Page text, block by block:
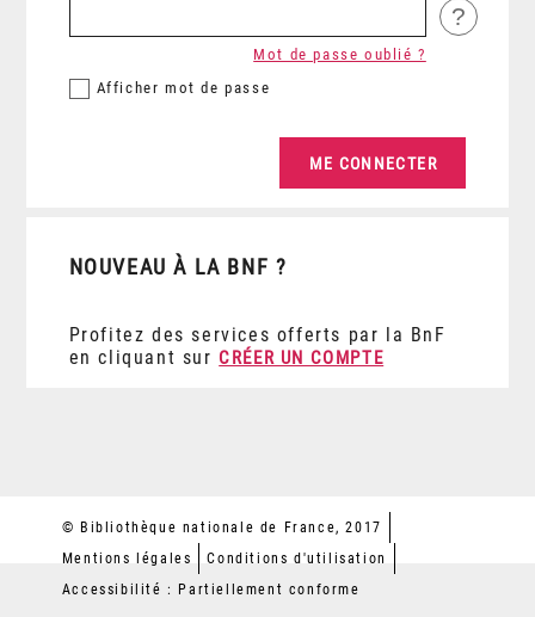
?
Afficher mot de passe
Mot de passe oublié ?
NOUVEAU À LA BNF ?
Profitez des services offerts par la BnF
en cliquant sur CRÉER UN COMPTE
© Bibliothèque nationale de France, 2017
Mentions légales
Conditions d'utilisation
Accessibilité : Partiellement conforme